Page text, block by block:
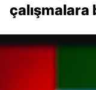
çalışmalara